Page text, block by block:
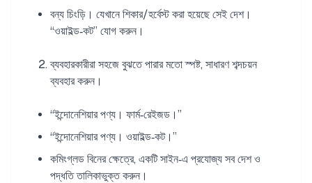
বন্য চিংড়ি। যেখানে শিকার/হর্বেস্ট করা হয়েছে সেই দেশ।
“ওয়াইল্ড‑কট” যোগ করুন।
ব্যবহারকারীরা সহজে বুঝতে পারার মতো স্পষ্ট, সাধারণ শব্দচয়ন
ব্যবহার করুন।
“ইন্দোনেশিয়ার পণ্য। ফার্ম‑রেইজড।”
“ইন্দোনেশিয়ার পণ্য। ওয়াইল্ড‑কট।”
কমিংগ্লড বিনের ক্ষেত্রে, একটি সাইন‑এ প্রযোজ্য সব দেশ ও
পদ্ধতি তালিকাভুক্ত করুন।